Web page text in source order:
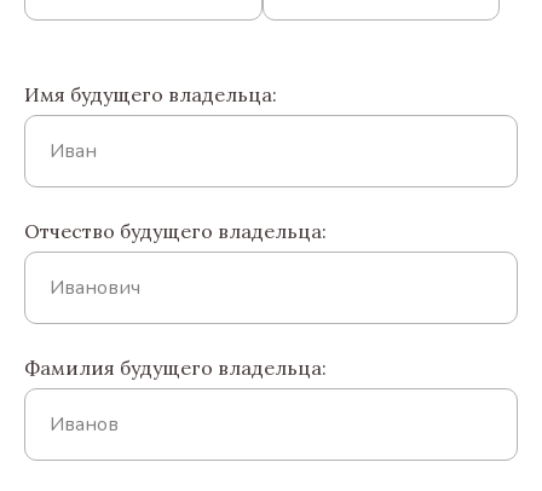
Имя будущего владельца:
Отчество будущего владельца:
Фамилия будущего владельца: